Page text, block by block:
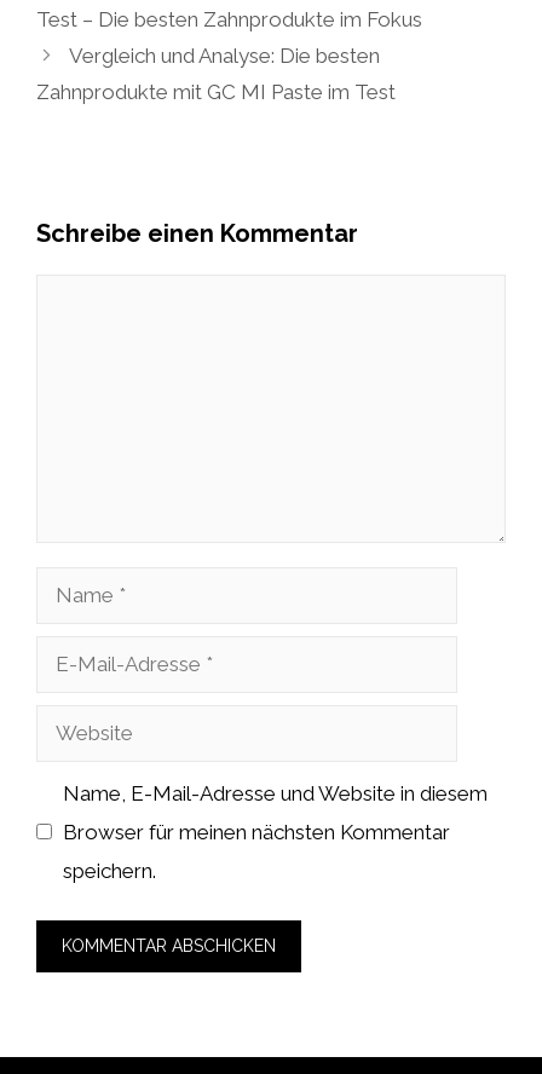
Test – Die besten Zahnprodukte im Fokus
Vergleich und Analyse: Die besten
Zahnprodukte mit GC MI Paste im Test
Schreibe einen Kommentar
Name
Adresse
Website
Name, E-Mail-Adresse und Website in diesem
Browser für meinen nächsten Kommentar
speichern.